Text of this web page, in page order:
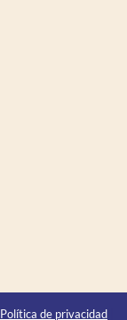
Política de privacidad